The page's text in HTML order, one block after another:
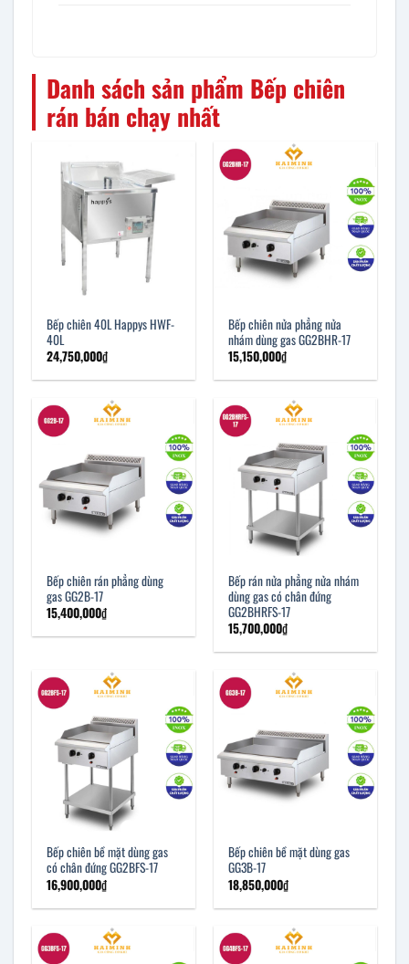
Danh sách sản phẩm Bếp chiên
rán bán chạy nhất
Bếp chiên 40L Happys HWF-
40L
24,750,000₫
Bếp chiên nửa phẳng nửa
nhám dùng gas GG2BHR-17
15,150,000₫
Bếp chiên rán phẳng dùng
gas GG2B-17
15,400,000₫
Bếp rán nửa phẳng nửa nhám
dùng gas có chân đứng
GG2BHRFS-17
15,700,000₫
Bếp chiên bề mặt dùng gas
có chân đứng GG2BFS-17
16,900,000₫
Bếp chiên bề mặt dùng gas
GG3B-17
18,850,000₫